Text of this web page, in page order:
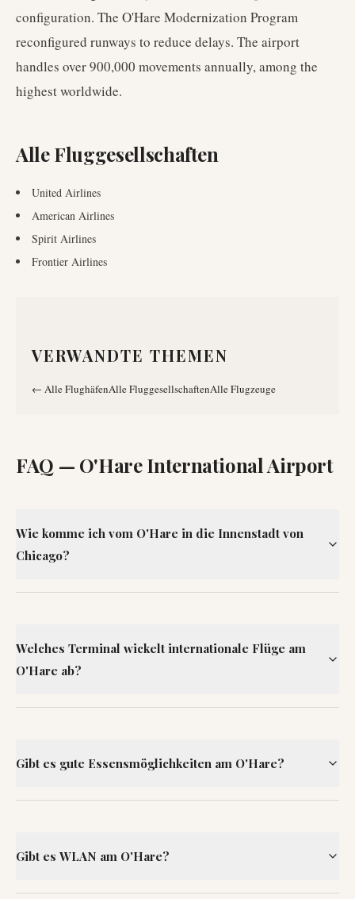
configuration. The O'Hare Modernization Program
reconfigured runways to reduce delays. The airport
handles over 900,000 movements annually, among the
highest worldwide.
Alle Fluggesellschaften
United Airlines
American Airlines
Spirit Airlines
Frontier Airlines
VERWANDTE THEMEN
← Alle FlughäfenAlle FluggesellschaftenAlle Flugzeuge
FAQ — O'Hare International Airport
Wie komme ich vom O'Hare in die Innenstadt von
Chicago?
Welches Terminal wickelt internationale Flüge am
O'Hare ab?
Gibt es gute Essensmöglichkeiten am O'Hare?
Gibt es WLAN am O'Hare?